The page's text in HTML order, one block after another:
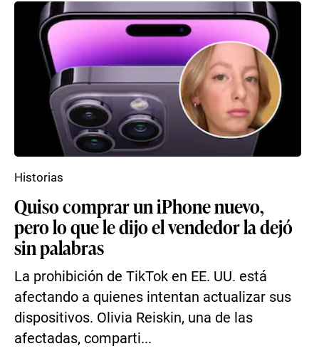
Quiso comprar un iPhone nuevo,
pero lo que le dijo el vendedor la dejó
sin palabras
La prohibición de TikTok en EE. UU. está
afectando a quienes intentan actualizar sus
dispositivos. Olivia Reiskin, una de las
afectadas, comparti...
Historias